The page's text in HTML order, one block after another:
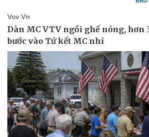
Pháp luật
Vụ án
Tin nóng
Tư vấn luật
Quân sự
Vũ khí
Việt Nam
Phân tích